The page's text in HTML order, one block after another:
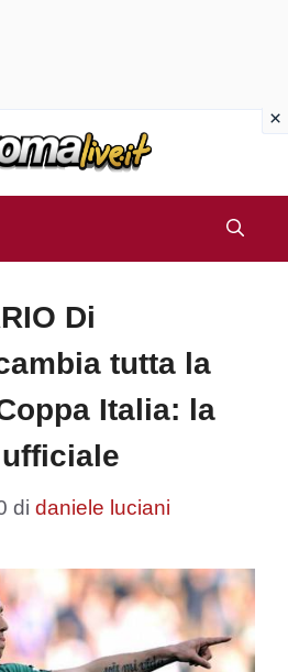
Di
tutta la
Italia: la
di daniele luciani